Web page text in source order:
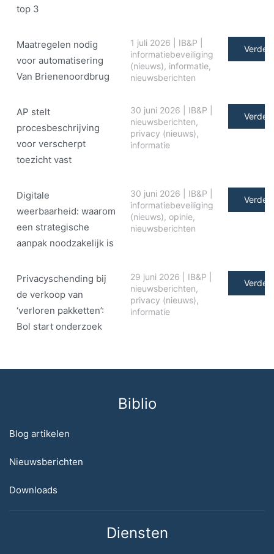
top 3
Maatregelen nodig
voor automatisering
Van Brienenoordbrug
1 juli 2026 IB&P
informatiebeveiliging
(nieuws), informatie,
nieuwsberichten
Verder
AP stelt
procesbeschrijving
voor verscherpt
toezicht vast
30 juni 2026 IB&P
nieuwsberichten,
privacy (nieuws),
informatie
Verder
Digitale
weerbaarheid: waarom
een strategische
aanpak noodzakelijk is
30 juni 2026 IB&P
informatiebeveiliging
(nieuws), opinie,
nieuwsberichten
Verder
Privacyschending bij
de verkoop van
‘verloren pakketten’:
Bol start onderzoek
29 juni 2026 IB&P
nieuwsberichten,
privacy (nieuws),
informatie
Verder
Biblio
Blog artikelen
Nieuwsberichten
Downloads
Diensten